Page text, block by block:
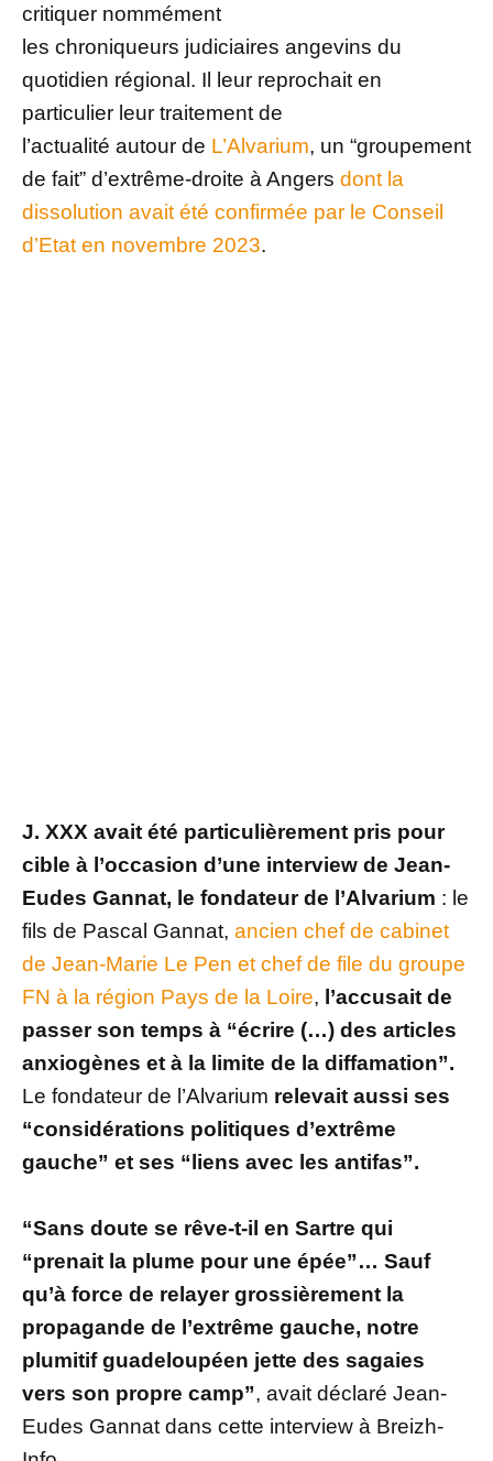
critiquer nommément
les chroniqueurs judiciaires angevins du
quotidien régional. Il leur reprochait en
particulier leur traitement de
l’actualité autour de L’Alvarium, un “groupement
de fait” d’extrême-droite à Angers dont la
dissolution avait été confirmée par le Conseil
d’Etat en novembre 2023.
J. XXX avait été particulièrement pris pour
cible à l’occasion d’une interview de Jean-
Eudes Gannat, le fondateur de l’Alvarium : le
fils de Pascal Gannat, ancien chef de cabinet
de Jean-Marie Le Pen et chef de file du groupe
FN à la région Pays de la Loire, l’accusait de
passer son temps à “écrire (…) des articles
anxiogènes et à la limite de la diffamation”.
Le fondateur de l’Alvarium relevait aussi ses
“considérations politiques d’extrême
gauche” et ses “liens avec les antifas”.
“Sans doute se rêve-t-il en Sartre qui
“prenait la plume pour une épée”… Sauf
qu’à force de relayer grossièrement la
propagande de l’extrême gauche, notre
plumitif guadeloupéen jette des sagaies
vers son propre camp”, avait déclaré Jean-
Eudes Gannat dans cette interview à Breizh-